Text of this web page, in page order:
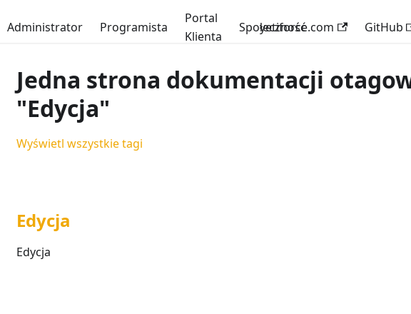
Administrator Programista
Portal
Klienta
Społeczność
yetiforce.com GitHub
Jedna strona dokumentacji
"Edycja"
Wyświetl wszystkie tagi
Edycja
Edycja